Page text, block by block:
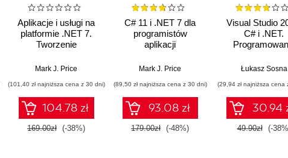
Aplikacje i usługi na
platformie .NET 7.
Tworzenie
projektów opartych
Blazor, .NET MAUI,
gRPC, GraphQL i
innych
zaawansowanych
technologiach
Mark J. Price
(101,40 zł najniższa cena z 30 dni)
104.78 zł
169.00zł (-38%)
C# 11 i .NET 7 dla
programistów
aplikacji
Twórz aplikacje,
serwisy sieciowe za
pomocą ASP.NET
Core 7, Blazor i EF
Core 7. Wydanie VII
Mark J. Price
(89,50 zł najniższa cena z 30 dni)
93.08 zł
179.00zł (-48%)
Visual Studio
C# i .NET.
Łukasz Sosna
(29,94 zł najniższa cena
30.94
49.90zł (-